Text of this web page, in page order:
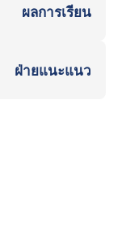
ผลการเรียน
ฝ่ายแนะแนว